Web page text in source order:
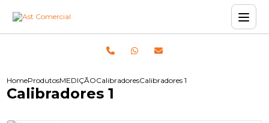
HomeProdutosMEDIÇÃOCalibradoresCalibradores 1
Calibradores 1